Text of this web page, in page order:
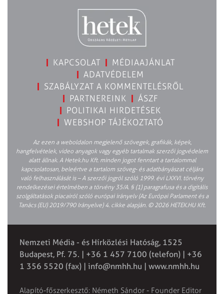
KAPCSOLAT
MÉDIAAJÁNLAT
ADATVÉDELEM
SZABÁLYZAT A KOMMENTELÉSRŐL
PARTNEREINK
ÁSZF
POLITIKAI HIRDETÉSEK
WEBSHOP TÁJÉKOZTATÓ
Az ezen a weboldalon megjelenő szövegek, grafikák, képek,
hangfelvételek, video anyagok vagy egyéb tartalmak szerzői jogvédelem
alatt állnak. A Hetek.hu Kft. minden jogot fenntart a tartalommal
kapcsolatosan, beleértve a tartalom szöveg- és adatbányászat céljára
való felhasználását is – A szerzői jogról szóló 1999. évi LXXVI. törvény
rendelkezései értelmében a törvény 35/A. § (1) paragrafusa és a digitális
szolgáltatások piacairól szóló európai irányelv (Az Európai Parlament és a
Tanács (EU) 2019/790 Irányelve) 4. cikke alapján. © 2026 HETEK.HU Kft.
Nemzeti Média - és Hírközlési Hatóság, 1525
Budapest, Pf. 75. | +36 1 457 7100 (telefon) | +36
1 356 5520 (fax) | info@nmhh.hu | www.nmhh.hu
Alapító-főszerkesztő: Németh Sándor - Founder Editor